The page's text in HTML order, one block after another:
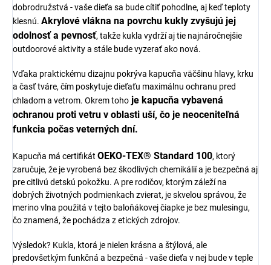
dobrodružstvá - vaše dieťa sa bude cítiť pohodlne, aj keď teploty
klesnú. Akrylové vlákna na povrchu kukly zvyšujú jej
odolnosť a pevnosť, takže kukla vydrží aj tie najnáročnejšie
outdoorové aktivity a stále bude vyzerať ako nová.
Vďaka praktickému dizajnu pokrýva kapucňa väčšinu hlavy, krku
a časť tváre, čím poskytuje dieťaťu maximálnu ochranu pred
chladom a vetrom. Okrem toho je kapucňa vybavená
ochranou proti vetru v oblasti uší, čo je neoceniteľná
funkcia počas veterných dní.
Kapucňa má certifikát OEKO-TEX® Standard 100, ktorý
zaručuje, že je vyrobená bez škodlivých chemikálií a je bezpečná aj
pre citlivú detskú pokožku. A pre rodičov, ktorým záleží na
dobrých životných podmienkach zvierat, je skvelou správou, že
merino vlna použitá v tejto baloňákovej čiapke je bez mulesingu,
čo znamená, že pochádza z etických zdrojov.
Výsledok? Kukla, ktorá je nielen krásna a štýlová, ale
predovšetkým funkčná a bezpečná - vaše dieťa v nej bude v teple